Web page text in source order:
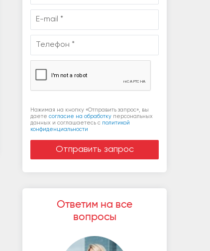
Нажимая на кнопку «Отправить запрос», вы
даете согласие на обработку персональных
данных и соглашаетесь c политикой
конфиденциальности
Ответим на все
вопросы